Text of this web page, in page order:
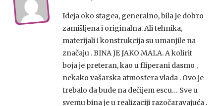
Ideja oko stagea, generalno, bila je dobro
zamišljena i originalna. Ali tehnika,
materijali i konstrukcija su umanjile na
značaju . BINA JE JAKO MALA. A kolirit
boja je preteran, kao u fliperani dasmo ,
nekako vašarska atmosfera vlada . Ovo je
trebalo da bude na dečijem escu… Sve u
svemu bina je u realizaciji razočaravajuća .